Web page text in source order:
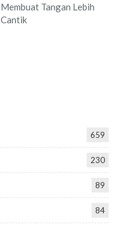
Membuat Tangan Lebih
Cantik
659
230
89
84